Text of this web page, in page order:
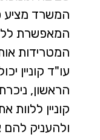
המשרד מציע
המאפשרת
המטרידות
עו"ד קוניין
הראשון,
קוניין
ולהעניק